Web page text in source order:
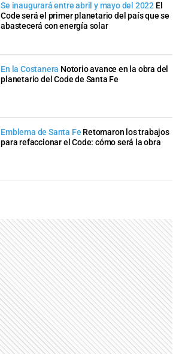
Se inaugurará entre abril y mayo del 2022 El
Code será el primer planetario del país que se
abastecerá con energía solar
En la Costanera Notorio avance en la obra del
planetario del Code de Santa Fe
Emblema de Santa Fe Retomaron los trabajos
para refaccionar el Code: cómo será la obra